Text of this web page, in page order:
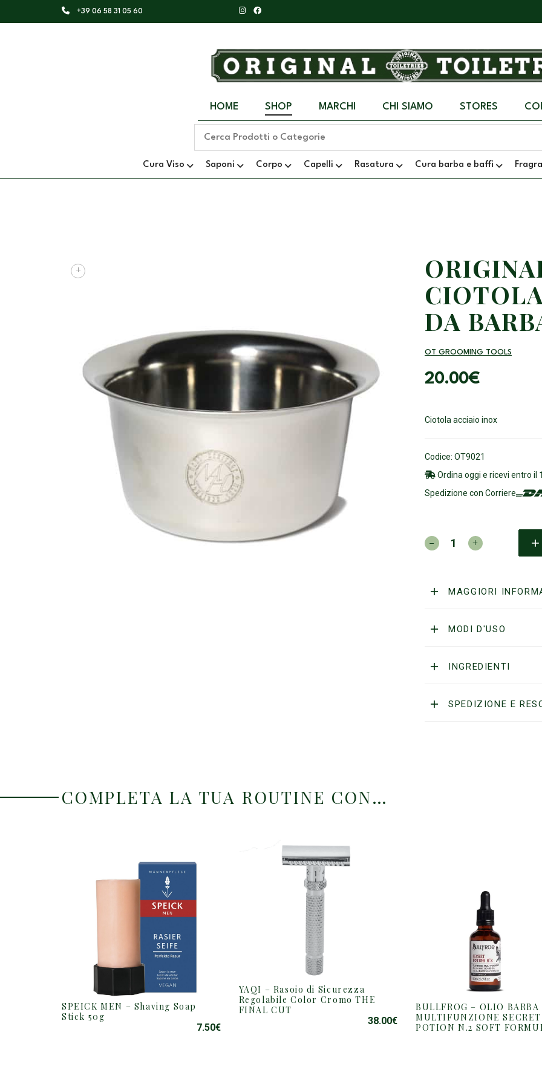
+39 06 58 31 05 60
HOME SHOP MARCHI CHI SIAMO STORES
Cura Viso Saponi Corpo Capelli Rasatura Cura barba e baffi
+
DA
OT GROOMING TOOLS
Ciotola acciaio inox
Codice: OT9021
Ordina oggi e ricevi entro il
Spedizione con Corriere
20.00€
ORIGINAL
TOILETRIES
Per
barba
MAGGIORI
MODI D'USO
INGREDIENTI
SPEDIZIONE E
COMPLETA LA TUA ROUTINE CON…
SPEICK MEN – Shaving Soap
Stick 50g
7.50€
YAQI – Rasoio di Sicurezza
Regolabile Color Cromo THE
FINAL CUT
38.00€
BULLFROG – OLIO BARBA
MULTIFUNZIONE SECRET
POTION N.2 SOFT